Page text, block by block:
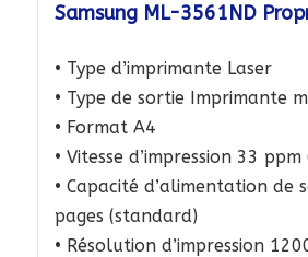
Samsung ML-3561ND
• Type d’imprimante Laser
• Type de sortie Imprimante
• Format A4
• Vitesse d’impression 33
• Capacité d’alimentation de
pages (standard)
• Résolution d’impression